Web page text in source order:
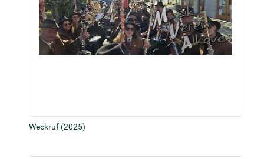
Weckruf (2025)